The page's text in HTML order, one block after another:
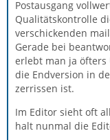
Postausgang
Qualitätskontrolle
verschickenden
Gerade bei
erlebt man ja öfters
die Endversion in
zerrissen ist.
Im Editor sieht oft
halt nunmal die